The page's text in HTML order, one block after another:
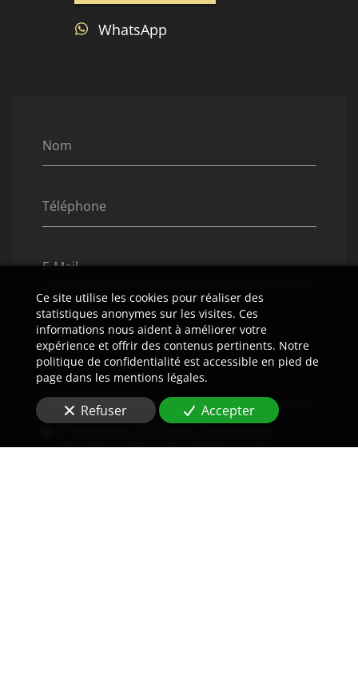
Nom
Téléphone
E-Mail
Message
informations saisies soient utilisées pour me
WhatsApp
Ce site utilise les cookies pour réaliser des
statistiques anonymes sur les visites. Ces
informations nous aident à améliorer votre
expérience et offrir des contenus pertinents. Notre
politique de confidentialité est accessible en pied de
page dans les mentions légales.
Refuser Accepter